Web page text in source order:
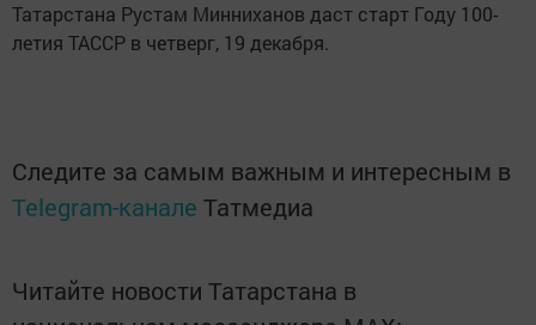
Татарстана Рустам Минниханов даст старт Году 100-
летия ТАССР в четверг, 19 декабря.
Следите за самым важным и интересным в
Telegram-канале Татмедиа
Читайте новости Татарстана в